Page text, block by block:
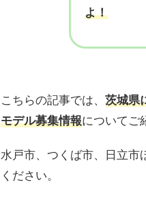
よ！
こちらの記事では、 茨城県
モデル募集情報についてご
水戸市、つくば市、日立市
ください。